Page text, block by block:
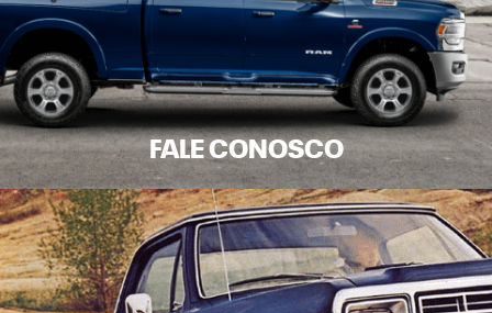
FALE CONOSCO